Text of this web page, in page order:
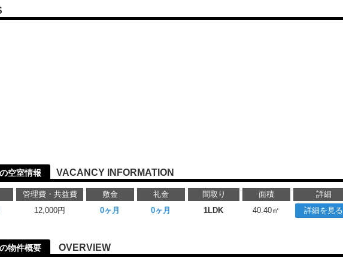
空室情報 VACANCY INFORMATION
管理費・共益費 敷金 礼金 間取り 面積 詳細
12,000円 0ヶ月 0ヶ月 1LDK 40.40㎡ 詳細を見る
物件概要 OVERVIEW